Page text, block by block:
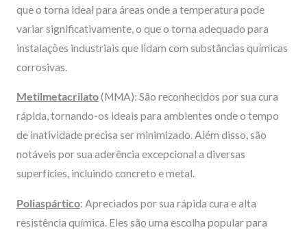
que o torna ideal para áreas onde a temperatura pode
variar significativamente, o que o torna adequado para
instalações industriais que lidam com substâncias químicas
corrosivas.
Metilmetacrilato(MMA): São reconhecidos por sua cura
rápida, tornando-os ideais para ambientes onde o tempo
de inatividade precisa ser minimizado. Além disso, são
notáveis por sua aderência excepcional a diversas
superfícies, incluindo concreto e metal.
Poliaspártico: Apreciados por sua rápida cura e alta
resistência química. Eles são uma escolha popular para